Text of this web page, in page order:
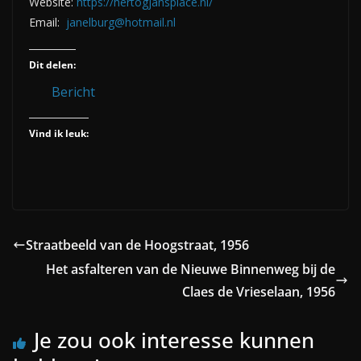
Email: janelburg@hotmail.nl
Dit delen:
Bericht
Vind ik leuk:
Straatbeeld van de Hoogstraat, 1956
Het asfalteren van de Nieuwe Binnenweg bij de
Claes de Vrieselaan, 1956
Je zou ook interesse kunnen